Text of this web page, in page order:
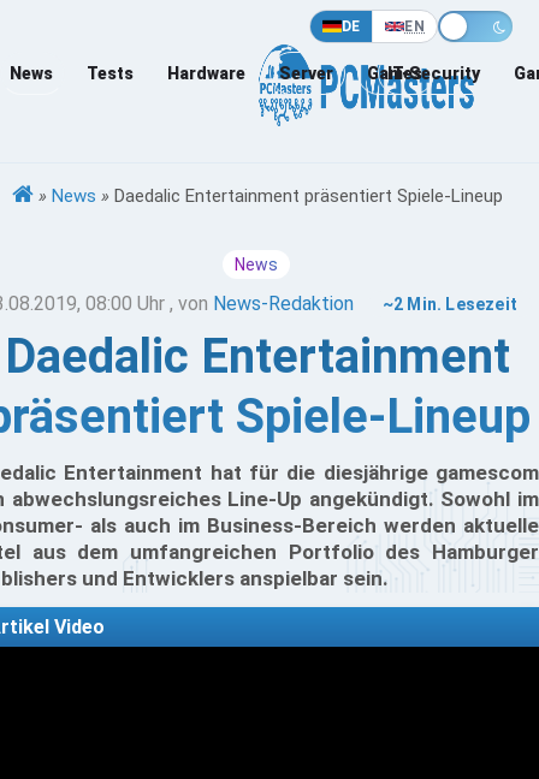
DE EN
News Tests Hardware Server Games
IT-Security
» News » Daedalic Entertainment präsentiert Spiele-Lineup
News
08:00 Uhr , von News-Redaktion ~2 Min. Lesezeit
Daedalic Entertainment
Spiele-Lineup
Entertainment hat für die diesjährige gamescom
abwechslungsreiches Line-Up angekündigt. Sowohl im
als auch im Business-Bereich werden aktuelle
aus dem umfangreichen Portfolio des Hamburger
und Entwicklers anspielbar sein.
Video